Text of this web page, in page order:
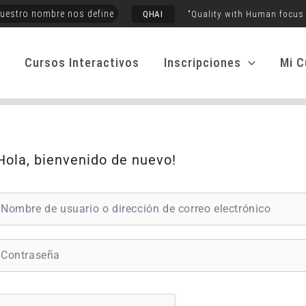
nombre nos define QHAI "Quality with Human
Cursos Interactivos Inscripciones Mi
bienvenido de nuevo!